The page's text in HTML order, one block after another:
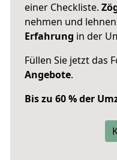
einer Checkliste.
nehmen und
Erfahrung in der
Füllen Sie jetzt das
Angebote.
Bis zu 60 % der